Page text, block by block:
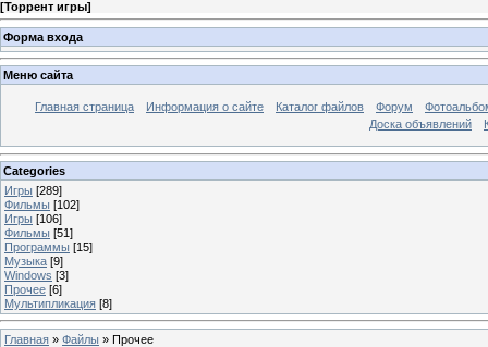
[Торрент игры]
Форма входа
Меню сайта
Главная страница Информация о сайте Каталог файлов Форум
Доска объявлений
Categories
Игры [289]
Фильмы [102]
Игры [106]
Фильмы [51]
Программы [15]
Музыка [9]
Windows [3]
Прочее [6]
Мультипликация [8]
Главная » Файлы » Прочее